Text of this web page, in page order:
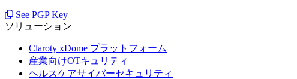
See PGP Key
ソリューション
Claroty xDome プラットフォーム
産業向けOTキュリティ
ヘルスケアサイバーセキュリティ